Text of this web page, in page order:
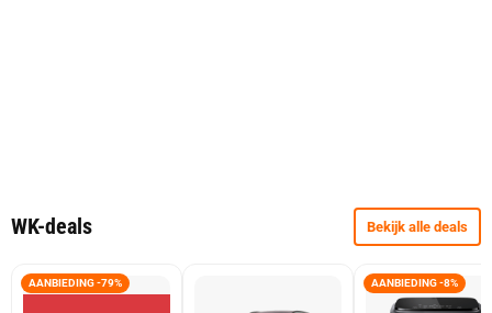
WK-deals Bekijk alle deals
AANBIEDING -79% AANBIEDING -8%